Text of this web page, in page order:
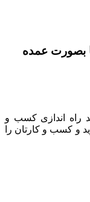
بصورت عمده
راه اندازی کسب و
و کسب و کارتان را